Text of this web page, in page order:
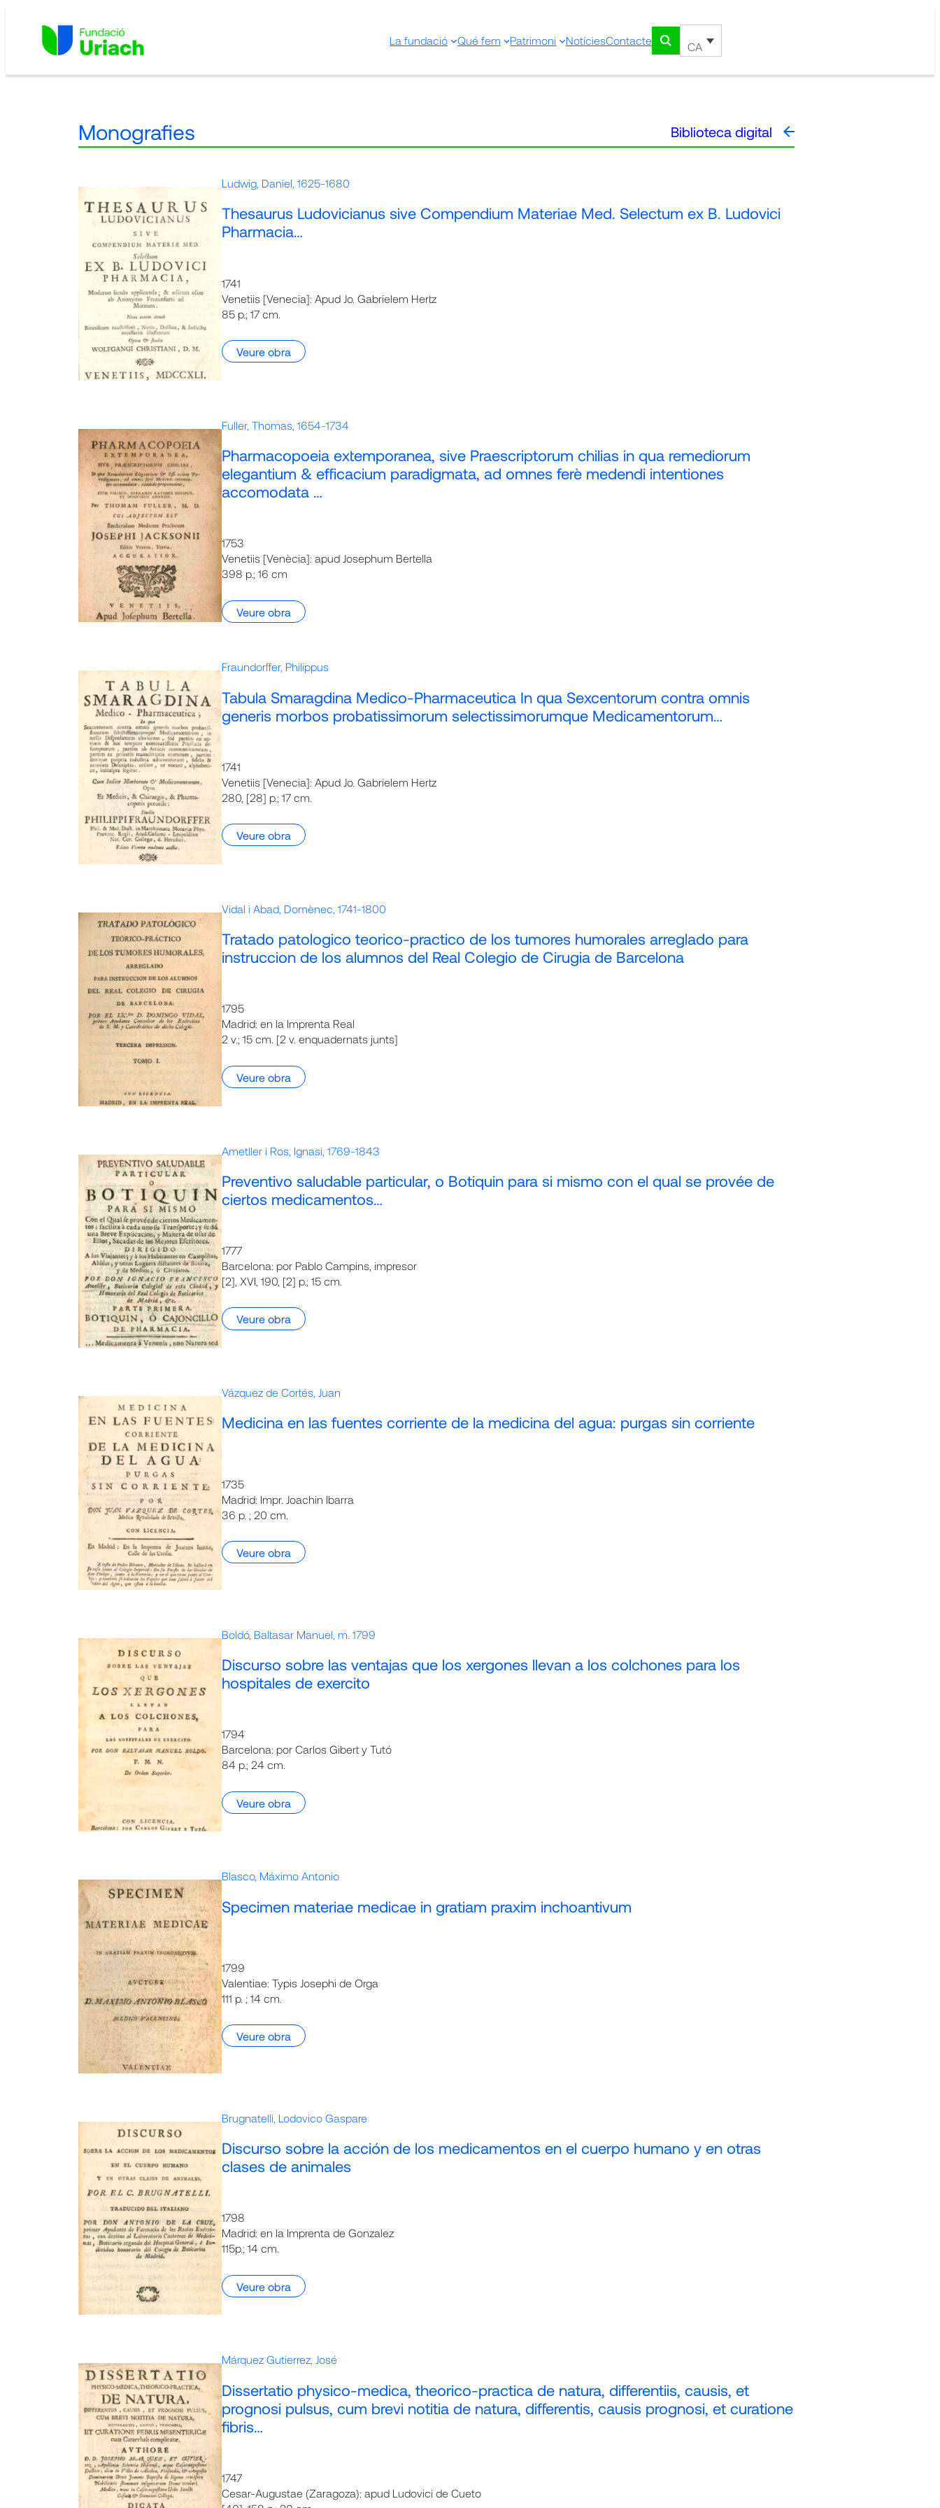
contingut
La fundació Qué fem Patrimoni NotíciesContacte CA
Monografies Biblioteca digital
Ludwig, Daniel, 1625-1680
Thesaurus Ludovicianus sive Compendium Materiae Med. Selectum ex B. Ludovici
Pharmacia…
1741
Venetiis [Venecia]: Apud Jo. Gabrielem Hertz
85 p.; 17 cm.
Veure obra
Fuller, Thomas, 1654-1734
Pharmacopoeia extemporanea, sive Praescriptorum chilias in qua remediorum
elegantium & efficacium paradigmata, ad omnes ferè medendi intentiones
accomodata …
1753
Venetiis [Venècia]: apud Josephum Bertella
398 p.; 16 cm
Veure obra
Fraundorffer, Philippus
Tabula Smaragdina Medico-Pharmaceutica In qua Sexcentorum contra omnis
generis morbos probatissimorum selectissimorumque Medicamentorum…
1741
Venetiis [Venecia]: Apud Jo. Gabrielem Hertz
280, [28] p.; 17 cm.
Veure obra
Vidal i Abad, Domènec, 1741-1800
Tratado patologico teorico-practico de los tumores humorales arreglado para
instruccion de los alumnos del Real Colegio de Cirugia de Barcelona
1795
Madrid: en la Imprenta Real
2 v.; 15 cm. [2 v. enquadernats junts]
Veure obra
Ametller i Ros, Ignasi, 1769-1843
Preventivo saludable particular, o Botiquin para si mismo con el qual se provée de
ciertos medicamentos…
1777
Barcelona: por Pablo Campins, impresor
[2], XVI, 190, [2] p.; 15 cm.
Veure obra
Vázquez de Cortés, Juan
Medicina en las fuentes corriente de la medicina del agua: purgas sin corriente
1735
Madrid: Impr. Joachin Ibarra
36 p. ; 20 cm.
Veure obra
Boldó, Baltasar Manuel, m. 1799
Discurso sobre las ventajas que los xergones llevan a los colchones para los
hospitales de exercito
1794
Barcelona: por Carlos Gibert y Tutó
84 p.; 24 cm.
Veure obra
Blasco, Máximo Antonio
Specimen materiae medicae in gratiam praxim inchoantivum
1799
Valentiae: Typis Josephi de Orga
111 p. ; 14 cm.
Veure obra
Brugnatelli, Lodovico Gaspare
Discurso sobre la acción de los medicamentos en el cuerpo humano y en otras
clases de animales
1798
Madrid: en la Imprenta de Gonzalez
115p.; 14 cm.
Veure obra
Márquez Gutierrez, José
Dissertatio physico-medica, theorico-practica de natura, differentiis, causis, et
prognosi pulsus, cum brevi notitia de natura, differentis, causis prognosi, et curatione
fibris…
1747
Cesar-Augustae (Zaragoza): apud Ludovici de Cueto